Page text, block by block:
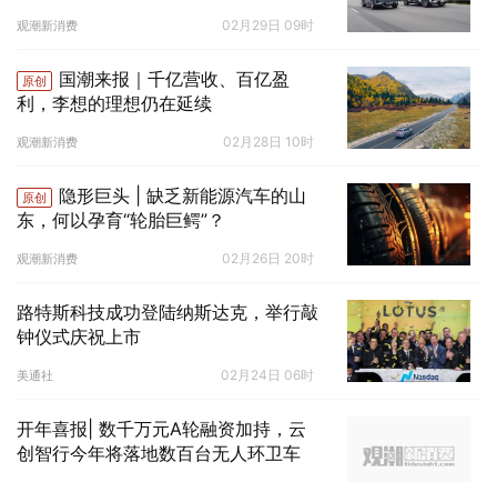
观潮新消费 02月29日 09时
原创
国潮来报｜千亿营收、百亿盈
利，李想的理想仍在延续
观潮新消费 02月28日 10时
原创
隐形巨头 | 缺乏新能源汽车的山
东，何以孕育“轮胎巨鳄”？
观潮新消费 02月26日 20时
路特斯科技成功登陆纳斯达克，举行敲
钟仪式庆祝上市
美通社 02月24日 06时
开年喜报| 数千万元A轮融资加持，云
创智行今年将落地数百台无人环卫车